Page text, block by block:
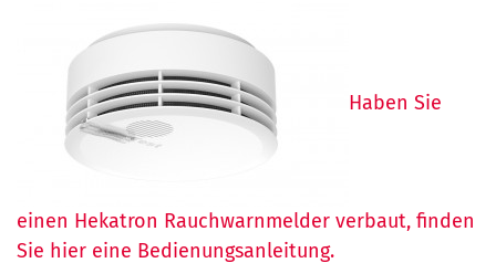
Haben Sie
einen Hekatron Rauchwarnmelder verbaut, finden
Sie hier eine Bedienungsanleitung.